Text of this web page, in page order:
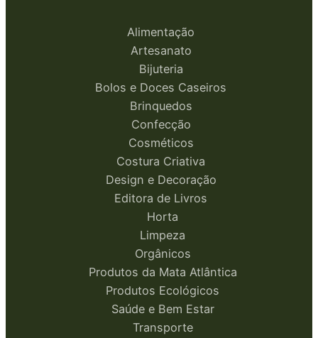
Alimentação
Artesanato
Bijuteria
Bolos e Doces Caseiros
Brinquedos
Confecção
Cosméticos
Costura Criativa
Design e Decoração
Editora de Livros
Horta
Limpeza
Orgânicos
Produtos da Mata Atlântica
Produtos Ecológicos
Saúde e Bem Estar
Transporte